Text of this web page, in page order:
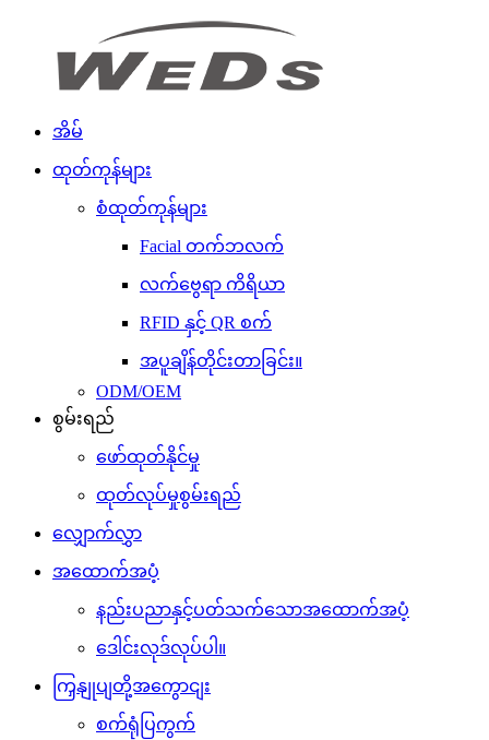
အိမ်
ထုတ်ကုန်များ
စံထုတ်ကုန်များ
Facial တက်ဘလက်
လက်ဗွေရာ ကိရိယာ
RFID နှင့် QR စက်
အပူချိန်တိုင်းတာခြင်း။
ODM/OEM
စွမ်းရည်
ဖော်ထုတ်နိုင်မှု
ထုတ်လုပ်မှုစွမ်းရည်
လျှောက်လွှာ
အထောက်အပံ့
နည်းပညာနှင့်ပတ်သက်သောအထောက်အပံ့
ဒေါင်းလုဒ်လုပ်ပါ။
ကြှနျုပျတို့အကွောငျး
စက်ရုံပြကွက်